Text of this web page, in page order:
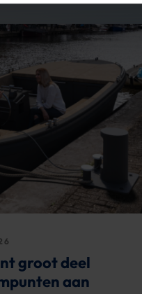
groot deel
aan